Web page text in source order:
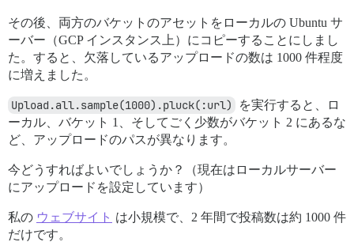
その後、両方のバケットのアセットをローカルの Ubuntu サ
ーバー（GCP インスタンス上）にコピーすることにしまし
た。すると、欠落しているアップロードの数は 1000 件程度
に増えました。
Upload.all.sample(1000).pluck(:url)
を実行すると、ロ
ーカル、バケット 1、そしてごく少数がバケット 2 にあるな
ど、アップロードのパスが異なります。
今どうすればよいでしょうか？（現在はローカルサーバー
にアップロードを設定しています）
私の ウェブサイト は小規模で、2 年間で投稿数は約 1000 件
だけです。